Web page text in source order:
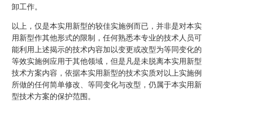
卸工作。
以上，仅是本实用新型的较佳实施例而已，并非是对本实
用新型作其他形式的限制，任何熟悉本专业的技术人员可
能利用上述揭示的技术内容加以变更或改型为等同变化的
等效实施例应用于其他领域，但是凡是未脱离本实用新型
技术方案内容，依据本实用新型的技术实质对以上实施例
所做的任何简单修改、等同变化与改型，仍属于本实用新
型技术方案的保护范围。